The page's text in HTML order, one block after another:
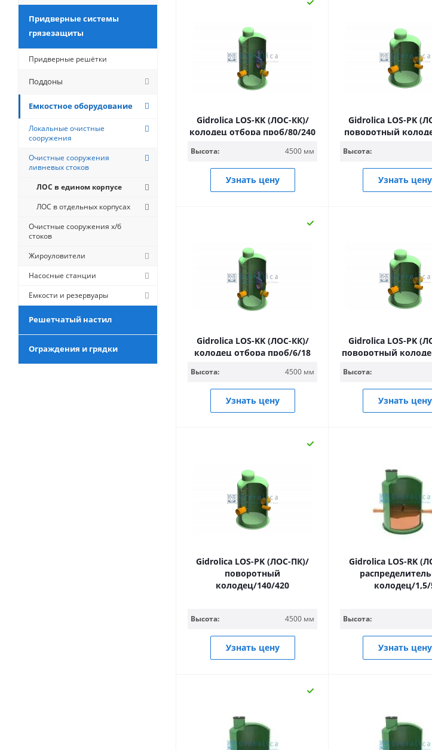
Gidrolica LOS-KK (ЛОС-КК)/
колодец отбора проб/80/240
Высота: 4500 мм
Узнать цену
Gidrolica LOS-PK
поворотный
Высота:
Узнать цену
Gidrolica LOS-KK (ЛОС-КК)/
колодец отбора проб/6/18
Высота: 4500 мм
Узнать цену
Gidrolica LOS-PK
поворотный
Высота:
Узнать цену
Gidrolica LOS-PK (ЛОС-ПК)/
поворотный
колодец/140/420
Высота: 4500 мм
Узнать цену
Gidrolica LOS-RK
колодец/
Высота:
Узнать цену
Придверные системы
грязезащиты
Придверные решётки
Поддоны
Емкостное оборудование
Локальные очистные
сооружения
Очистные сооружения
ливневых стоков
ЛОС в едином корпусе
ЛОС в отдельных корпусах
Очистные сооружения х/б
стоков
Жироуловители
Насосные станции
Емкости и резервуары
Решетчатый настил
Ограждения и грядки